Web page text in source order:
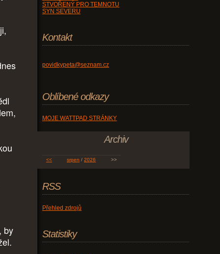
by
STVOŘENÝ PRO TEMNOTU
SYN SEVERU
Kontakt
povidkypeta@seznam.cz
Oblíbené odkazy
MOJE WATTPAD STRÁNKY
Archiv
<< srpen / 2026 >>
RSS
Přehled zdrojů
Statistiky